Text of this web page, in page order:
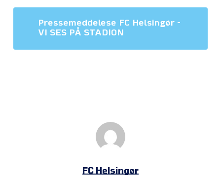
Pressemeddelese FC Helsingør -
VI SES PÅ STADION
FC Helsingør